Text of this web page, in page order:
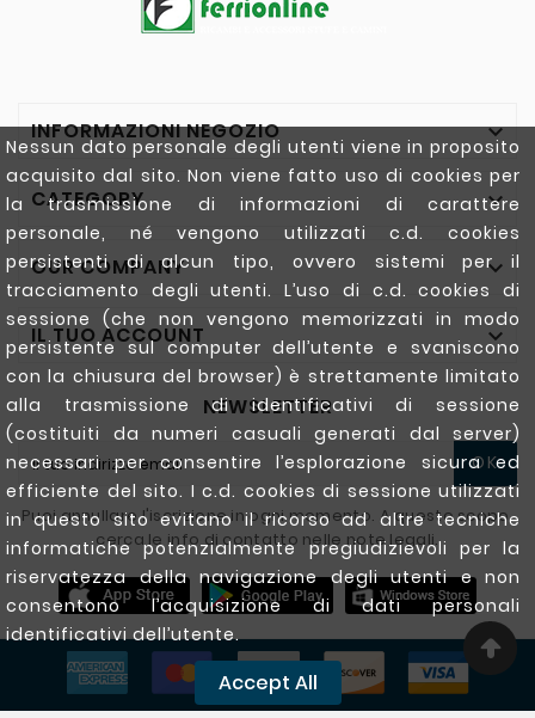
Nessun dato personale degli utenti viene in proposito
acquisito dal sito. Non viene fatto uso di cookies per
la trasmissione di informazioni di carattere
personale, né vengono utilizzati c.d. cookies
persistenti di alcun tipo, ovvero sistemi per il
tracciamento degli utenti. L’uso di c.d. cookies di
sessione (che non vengono memorizzati in modo
persistente sul computer dell’utente e svaniscono
con la chiusura del browser) è strettamente limitato
alla trasmissione di identificativi di sessione
(costituiti da numeri casuali generati dal server)
necessari per consentire l’esplorazione sicura ed
efficiente del sito. I c.d. cookies di sessione utilizzati
in questo sito evitano il ricorso ad altre tecniche
informatiche potenzialmente pregiudizievoli per la
riservatezza della navigazione degli utenti e non
consentono l’acquisizione di dati personali
identificativi dell’utente.
Accept All
INFORMAZIONI NEGOZIO 
CATEGORY 
OUR COMPANY 
IL TUO ACCOUNT 
NEWSLETTER
OK
Puoi annullare l'iscrizione in ogni momento. A questo scopo,
cerca le info di contatto nelle note legali.